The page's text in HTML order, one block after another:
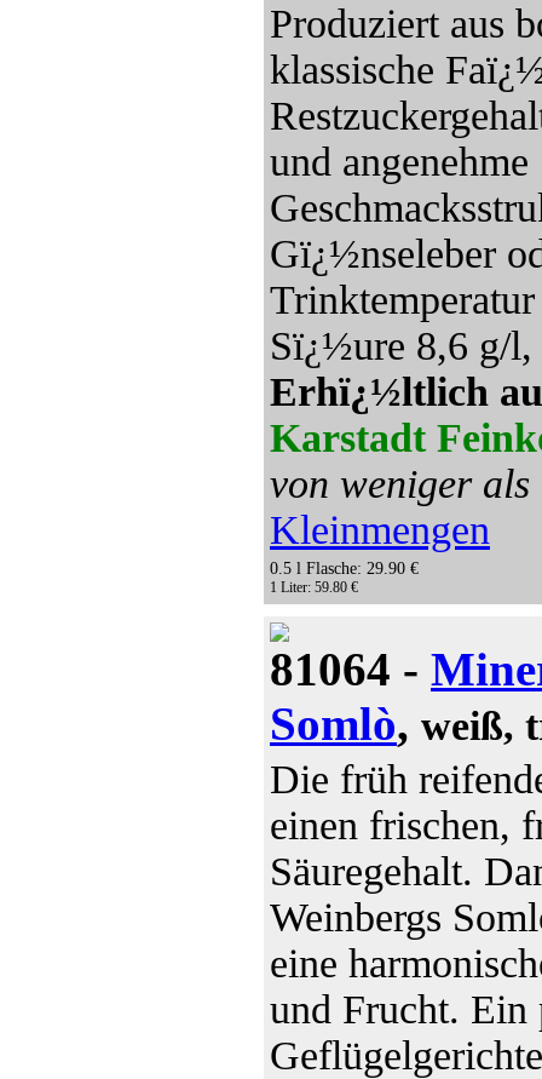
Produziert aus
klassische
und
Gï¿½nseleber
Sï¿½ure 8,6 g/
Erhï¿½ltlich
Karstadt
von weniger
Kleinmengen
0.5 l Flasche: 29.90 €
1 Liter: 59.80 €
81064 -
Somlò, weiß,
Die früh
einen frischen,
Säuregehalt.
Weinbergs
eine
und Frucht. Ein